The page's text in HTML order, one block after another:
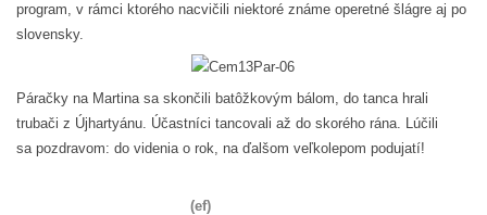
program, v rámci ktorého nacvičili niektoré známe operetné šlágre aj po
slovensky.
Páračky na Martina sa skončili batôžkovým bálom, do tanca hrali
trubači z Újhartyánu. Účastníci tancovali až do skorého rána. Lúčili
sa pozdravom: do videnia o rok, na ďalšom veľkolepom podujatí!
(ef)